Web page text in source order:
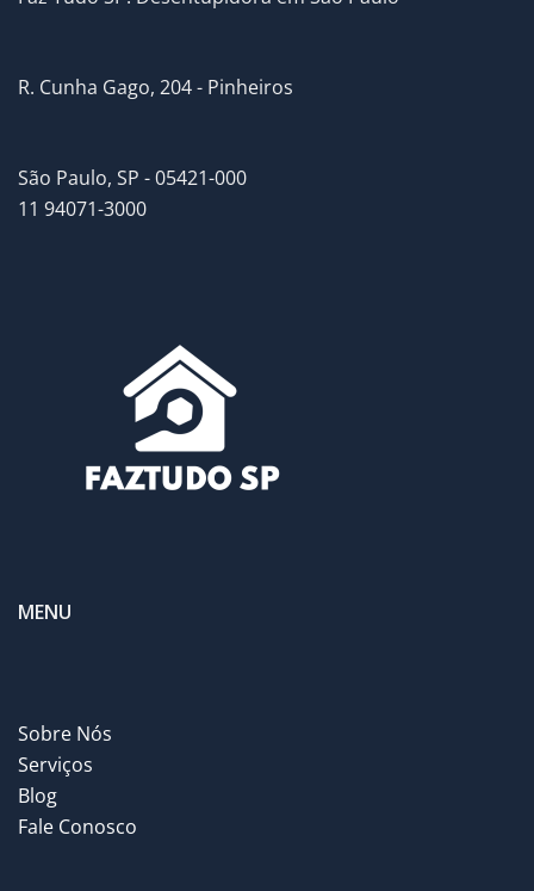
R. Cunha Gago, 204 - Pinheiros
São Paulo, SP - 05421-000
11 94071-3000
MENU
Sobre Nós
Serviços
Blog
Fale Conosco